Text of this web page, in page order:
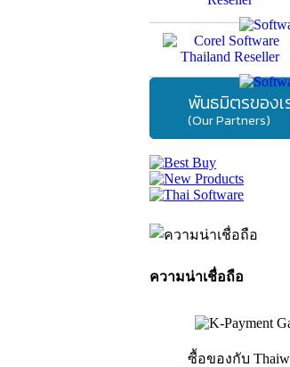
พันธมิตรของเ
(Our Partners)
ความน่าเชื่อถือ
ซื้อของกับ